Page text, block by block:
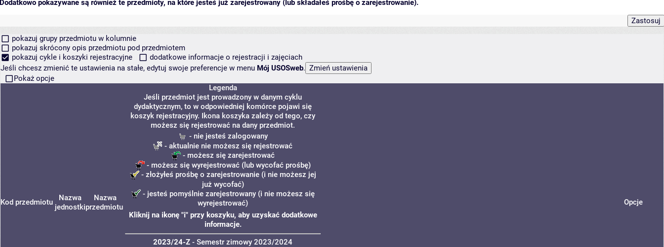
Dodatkowo pokazywane są również te przedmioty, na które jesteś już zarejestrowany (lub składałeś prośbę o zarejestrowanie).
pokazuj grupy przedmiotu w kolumnie
pokazuj skrócony opis przedmiotu pod przedmiotem
pokazuj cykle i koszyki rejestracyjne
dodatkowe informacje o rejestracji i zajęciach
Jeśli chcesz zmienić te ustawienia na stałe, edytuj swoje preferencje w menu Mój USOSweb.
Pokaż opcje
Kod przedmiotu
Nazwa
jednostki
Nazwa
przedmiotu
Legenda
Jeśli przedmiot jest prowadzony w danym cyklu
dydaktycznym, to w odpowiedniej komórce pojawi się
koszyk rejestracyjny. Ikona koszyka zależy od tego, czy
możesz się rejestrować na dany przedmiot.
- nie jesteś zalogowany
- aktualnie nie możesz się rejestrować
- możesz się zarejestrować
- możesz się wyrejestrować (lub wycofać prośbę)
- złożyłeś prośbę o zarejestrowanie (i nie możesz jej
już wycofać)
- jesteś pomyślnie zarejestrowany (i nie możesz się
wyrejestrować)
Kliknij na ikonę "i" przy koszyku, aby uzyskać dodatkowe
informacje.
2023/24-Z - Semestr zimowy 2023/2024
Opcje